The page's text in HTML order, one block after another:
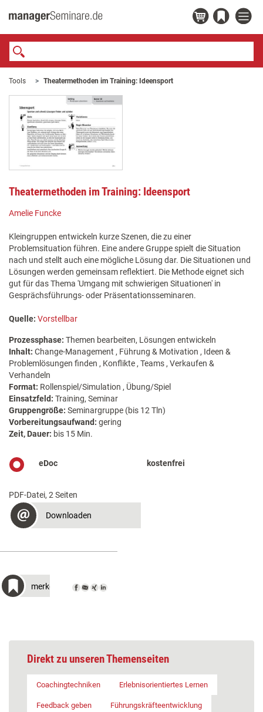
Tools Theatermethoden im Training: Ideensport
Theatermethoden im Training: Ideensport
Amelie Funcke
Kleingruppen entwickeln kurze Szenen, die zu einer
Problemsituation führen. Eine andere Gruppe spielt die Situation
nach und stellt auch eine mögliche Lösung dar. Die Situationen und
Lösungen werden gemeinsam reflektiert. Die Methode eignet sich
gut für das Thema 'Umgang mit schwierigen Situationen' in
Gesprächsführungs- oder Präsentationsseminaren.
Quelle: Vorstellbar
Prozessphase: Themen bearbeiten, Lösungen entwickeln
Inhalt: Change-Management , Führung & Motivation , Ideen &
Problemlösungen finden , Konflikte , Teams , Verkaufen &
Verhandeln
Format: Rollenspiel/Simulation , Übung/Spiel
Einsatzfeld: Training, Seminar
Gruppengröße: Seminargruppe (bis 12 Tln)
Vorbereitungsaufwand: gering
Zeit, Dauer: bis 15 Min.
eDoc kostenfrei
PDF-Datei, 2 Seiten
Downloaden
merken
Direkt zu unseren Themenseiten
Coachingtechniken Erlebnisorientiertes Lernen
Feedback geben Führungskräfteentwicklung